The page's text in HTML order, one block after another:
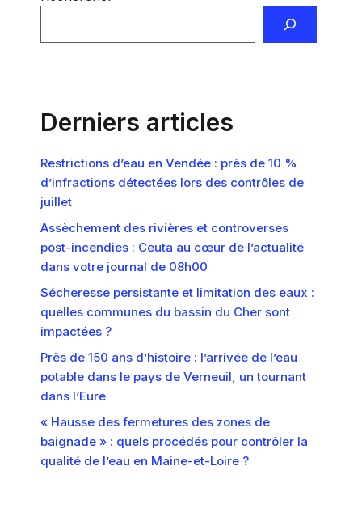
Derniers articles
Restrictions d’eau en Vendée : près de 10 %
d’infractions détectées lors des contrôles de
juillet
Assèchement des rivières et controverses
post-incendies : Ceuta au cœur de l’actualité
dans votre journal de 08h00
Sécheresse persistante et limitation des eaux :
quelles communes du bassin du Cher sont
impactées ?
Près de 150 ans d’histoire : l’arrivée de l’eau
potable dans le pays de Verneuil, un tournant
dans l’Eure
« Hausse des fermetures des zones de
baignade » : quels procédés pour contrôler la
qualité de l’eau en Maine-et-Loire ?